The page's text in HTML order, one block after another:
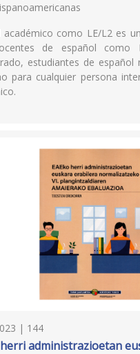
académico como LE/L2 es
de español como
estudiantes de español
para cualquier persona
| 144
herri administrazioetan